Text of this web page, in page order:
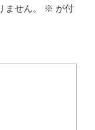
せん。 ※ が付